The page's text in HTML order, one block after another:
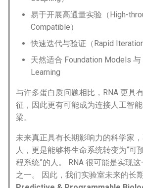
易于开展高通量实验（High-
Compatible）
快速迭代与验证（Rapid Iteration
天然适合 Foundation Models
Learning
与许多蛋白质问题相比，RNA 更具
征，因此更有可能成为连接人工智
梁。
未来真正具有长期影响力的科学家
人，更是能够将生命系统转变为“可
程系统”的人。 RNA 很可能是实现
之一。 因此，我们实验室未来的长